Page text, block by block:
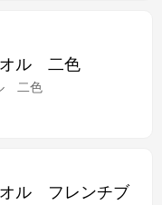
オル 二色
二色
ル フレンチブ